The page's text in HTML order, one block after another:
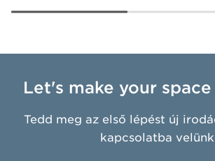
Let's make your
Tedd meg az első lépést új
kapcsolatba velünk